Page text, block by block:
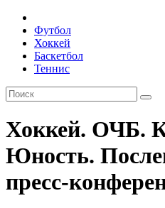
Футбол
Хоккей
Баскетбол
Теннис
Хоккей. ОЧБ.
Юность.
пресс-